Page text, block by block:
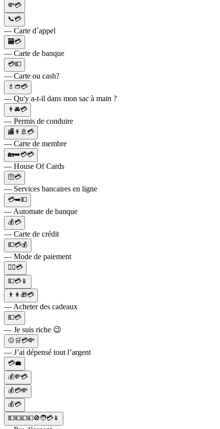
💸💳
📞💳
— Carte d´appel
🏧💳
— Carte de banque
💳💵
— Carte ou cash?
💄👝💳
— Qu'y a-t-il dans mon sac à main ?
👨🚘💳
— Permis de conduire
🏬👨🚢💳
— Carte de membre
🏡➡️💳💳
— House Of Cards
🛜💳
— Services bancaires en ligne
💳➡️💵
— Automate de banque
💰💳
— Carte de crédit
💵💳💰
— Mode de paiement
👆🏼💳
💵💳📱
👨👩🎁💳
— Acheter des cadeaux
💵💳
— Je suis riche 😉
😖🛒💳💸
— J’ai dépensé tout l’argent
💳💼
💰💸💳
💰💳💸
💰💳
💵💶💷💴🚫🧑💳📱